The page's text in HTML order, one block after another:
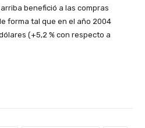
benefició a las compras
forma tal que en el año 2004
(+5,2 % con respecto a